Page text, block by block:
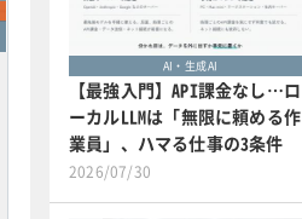
AI・生成AI
【最強入門】API課金なし…ロ
ーカルLLMは「無限に頼める作
業員」、ハマる仕事の3条件
2026/07/30